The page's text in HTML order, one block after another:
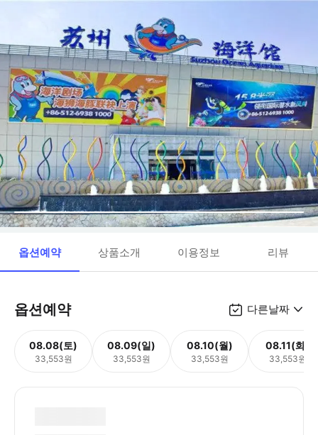
옵션예약 상품소개 이용정보 리뷰
옵션예약 다른날짜
08.08(토)
33,553원
08.09(일)
33,553원
08.10(월)
33,553원
08.11(화)
33,553원